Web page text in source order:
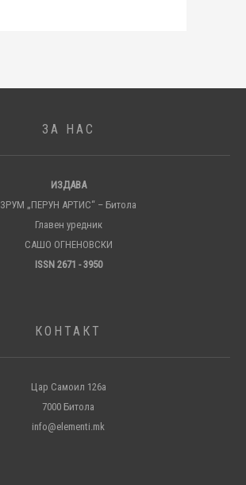
ЗА НАС
ИЗДАВА
ЗРУМ „ПЕРУН АРТИС“ – Битола
Главен уредник
САШО ОГНЕНОВСКИ
ISSN 2671 - 3950
КОНТАКТ
Цар Самоил 126а
7000 Битола
info@elementi.mk